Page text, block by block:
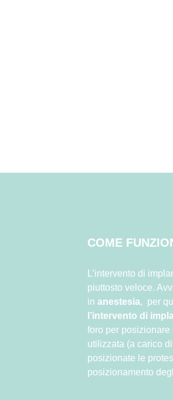
COME
L’intervento di
piuttosto veloce.
in anestesia, per
l’intervento di
foro per posizionare
utilizzata (a carico
posizionate le
posizionamento